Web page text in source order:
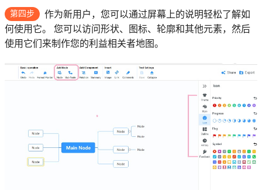
第四步
作为新用户，您可以通过屏幕上的说明轻松了解如
何使用它。 您可以访问形状、图标、轮廓和其他元素，然后
使用它们来制作您的利益相关者地图。